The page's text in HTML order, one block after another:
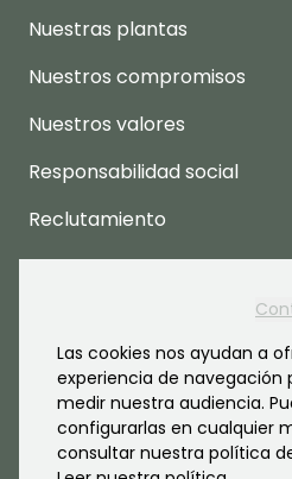
Las cookies nos ayudan a
experiencia de navegación
medir nuestra audiencia.
configurarlas en cualquier
consultar nuestra política
Nuestras plantas
Nuestros compromisos
Nuestros valores
Responsabilidad social
Reclutamiento
Espacio prensa